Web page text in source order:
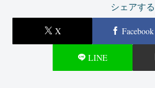
シェアする
X Facebook
LINE